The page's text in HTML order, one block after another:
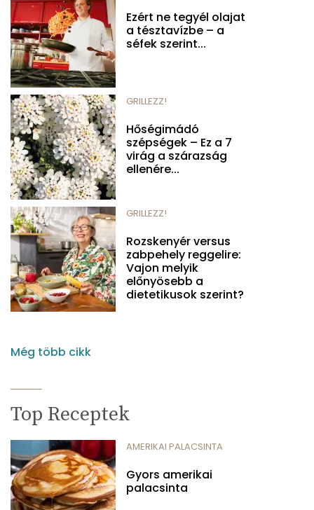
Ezért ne tegyél olajat
a tésztavízbe – a
séfek szerint...
GRILLEZZ!
Hőségimádó
szépségek – Ez a 7
virág a szárazság
ellenére...
GRILLEZZ!
Rozskenyér versus
zabpehely reggelire:
Vajon melyik
előnyösebb a
dietetikusok szerint?
Még több cikk
Top Receptek
AMERIKAI PALACSINTA
Gyors amerikai
palacsinta